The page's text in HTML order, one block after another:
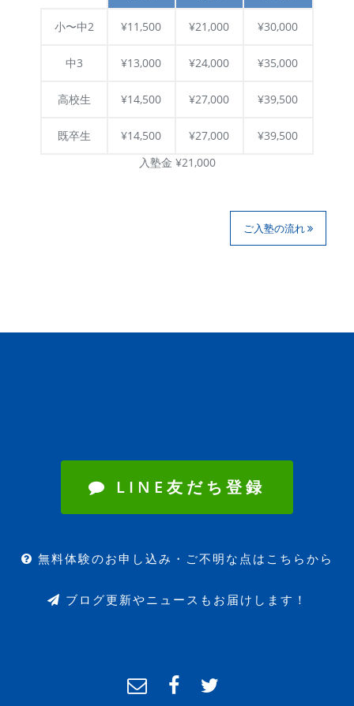
小〜中2 ¥11,500 ¥21,000 ¥30,000
中3 ¥13,000 ¥24,000 ¥35,000
高校生 ¥14,500 ¥27,000 ¥39,500
既卒生 ¥14,500 ¥27,000
¥39,500
入塾金 ¥21,000
ご入塾の流れ
LINE友だち登録
無料体験のお申し込み・ご不明な点はこちらから
ブログ更新やニュースもお届けします！